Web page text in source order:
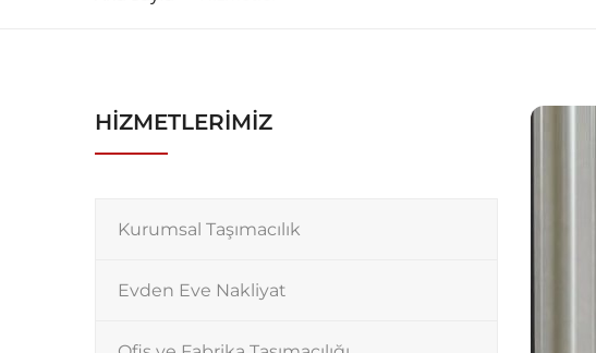
HİZMETLERİMİZ
Kurumsal Taşımacılık
Evden Eve Nakliyat